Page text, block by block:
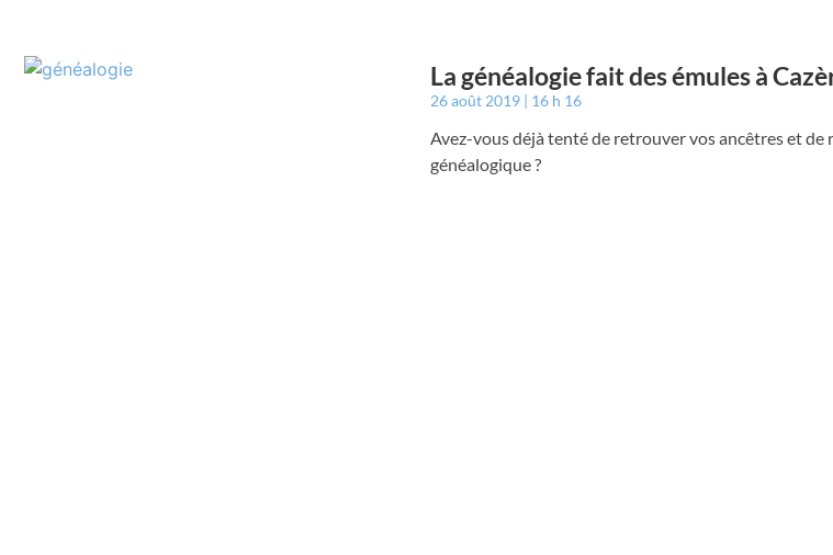
La généalogie fait des émules à
26 août 2019 16 h 16
Avez-vous déjà tenté de retrouver vos ancêtres et
généalogique ?